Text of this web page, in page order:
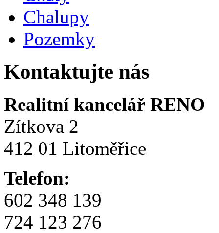
Chalupy
Pozemky
Kontaktujte nás
Realitní kancelář RENO
Zítkova 2
412 01 Litoměřice
Telefon:
602 348 139
724 123 276